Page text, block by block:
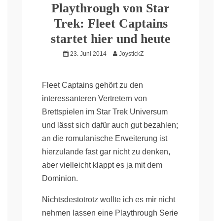
Playthrough von Star
Trek: Fleet Captains
startet hier und heute
23. Juni 2014 JoystickZ
Fleet Captains gehört zu den
interessanteren Vertretern von
Brettspielen im Star Trek Universum
und lässt sich dafür auch gut bezahlen;
an die romulanische Erweiterung ist
hierzulande fast gar nicht zu denken,
aber vielleicht klappt es ja mit dem
Dominion.
Nichtsdestotrotz wollte ich es mir nicht
nehmen lassen eine Playthrough Serie